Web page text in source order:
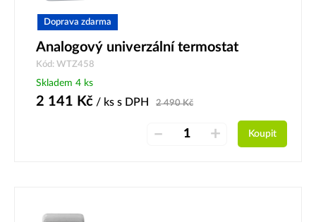
Doprava zdarma
Analogový univerzální termostat
Kód: WTZ458
Skladem 4 ks
2 141 Kč / ks s DPH 2 490Kč
– + Koupit